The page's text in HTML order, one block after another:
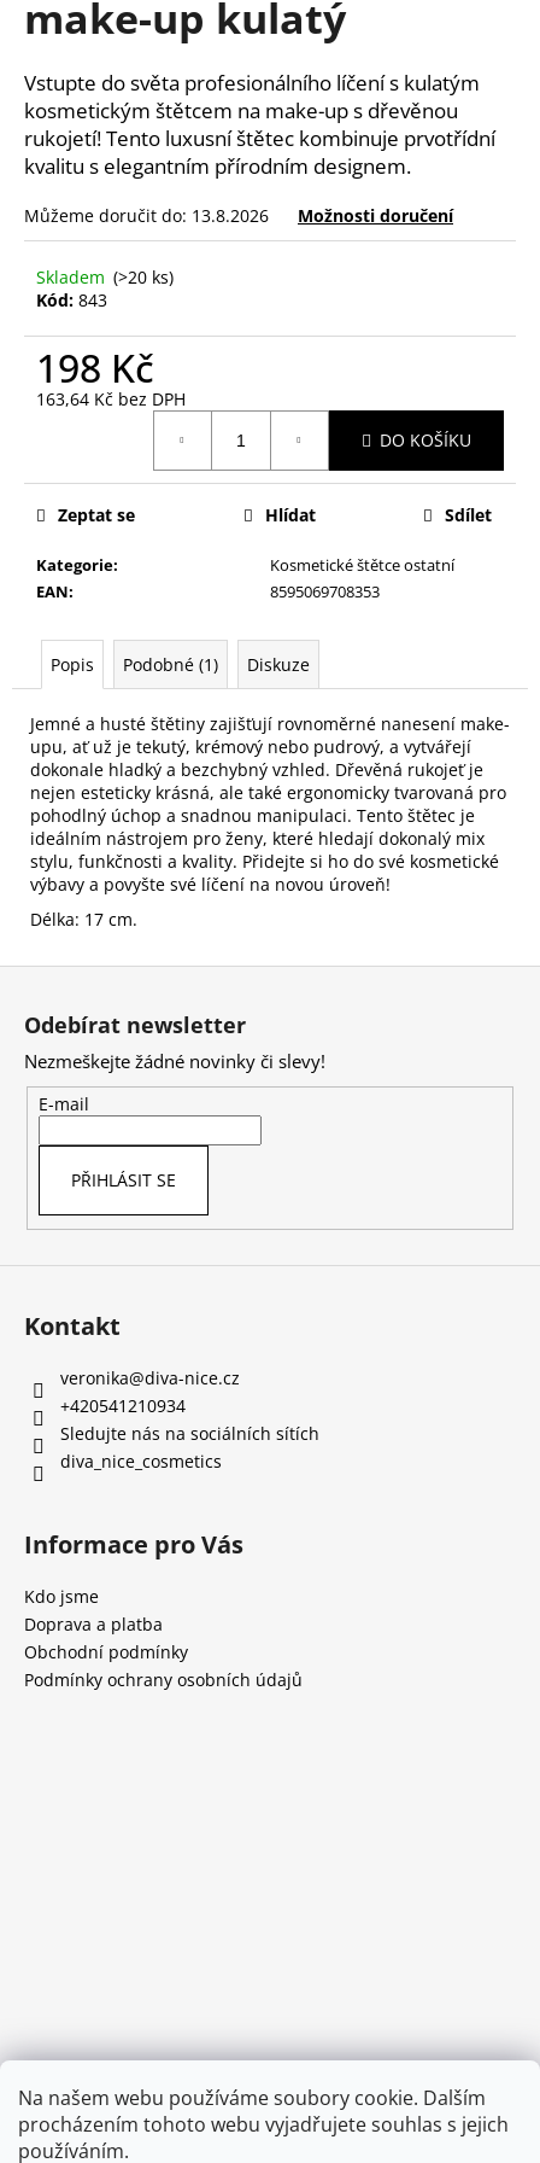
Na našem webu používáme soubory cookie. Dalším
procházením tohoto webu vyjadřujete souhlas s jejich
používáním.
make-up kulatý
Vstupte do světa profesionálního líčení s kulatým
kosmetickým štětcem na make-up s dřevěnou
rukojetí! Tento luxusní štětec kombinuje prvotřídní
kvalitu s elegantním přírodním designem.
Můžeme doručit do: 13.8.2026 Možnosti doručení
Skladem (>20 ks)
Kód: 843
198 Kč
163,64 Kč bez DPH
DO KOŠÍKU
Kategorie:
Kosmetické štětce ostatní
EAN: 8595069708353
Zeptat se Hlídat Sdílet
Popis Podobné (1) Diskuze
Jemné a husté štětiny zajišťují rovnoměrné nanesení make-
upu, ať už je tekutý, krémový nebo pudrový, a vytvářejí
dokonale hladký a bezchybný vzhled. Dřevěná rukojeť je
nejen esteticky krásná, ale také ergonomicky tvarovaná pro
pohodlný úchop a snadnou manipulaci. Tento štětec je
ideálním nástrojem pro ženy, které hledají dokonalý mix
stylu, funkčnosti a kvality. Přidejte si ho do své kosmetické
výbavy a povyšte své líčení na novou úroveň!
Délka: 17 cm.
a
í
t
?
HLEDAT
D
r
u
u
m
PILNÍK
NA
NEHTY
Z
JAPONSKÉHO
PAPÍRU,
OVÁLNÝ
Kč
Z
Odebírat newsletter
Nezmeškejte žádné novinky či slevy!
E-mail
PŘIHLÁSIT SE
Kontakt
veronika@diva-nice.cz
+420541210934
Sledujte nás na sociálních sítích
diva_nice_cosmetics
Informace pro Vás
Kdo jsme
Doprava a platba
Obchodní podmínky
Podmínky ochrany osobních údajů
Provozní doba:
8.00 - 15.00 hod (pondělí - pátek)